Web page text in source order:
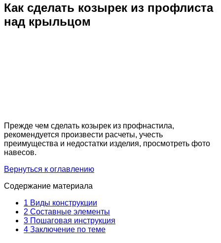
Как сделать козырек из профлиста
над крыльцом
Прежде чем сделать козырек из профнастила,
рекомендуется произвести расчеты, учесть
преимущества и недостатки изделия, просмотреть фото
навесов.
Вернуться к оглавлению
Содержание материала
1 Виды конструкции
2 Составные элементы
3 Пошаговая инструкция
4 Заключение по теме